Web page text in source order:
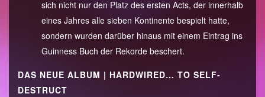
sich nicht nur den Platz des ersten Acts, der innerhalb
eines Jahres alle sieben Kontinente bespielt hatte,
sondern wurden darüber hinaus mit einem Eintrag ins
Guinness Buch der Rekorde beschert.
DAS NEUE ALBUM | HARDWIRED… TO SELF-
DESTRUCT